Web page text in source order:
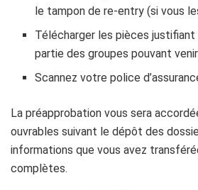
le tampon de re-entry (si vous
Télécharger les pièces
partie des groupes pouvant
Scannez votre police
La préapprobation vous sera
ouvrables suivant le dépôt des
informations que vous avez
complètes.